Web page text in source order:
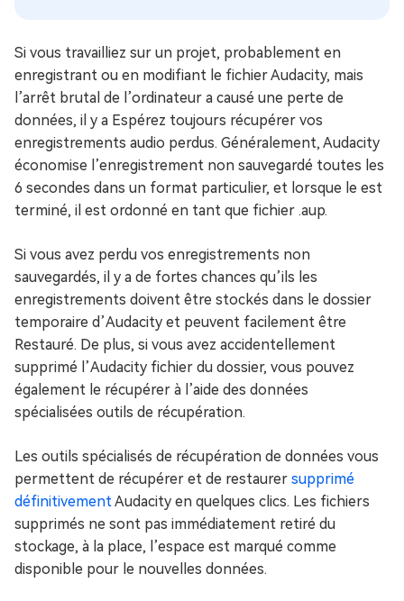
Si vous travailliez sur un projet, probablement en
enregistrant ou en modifiant le fichier Audacity, mais
l’arrêt brutal de l’ordinateur a causé une perte de
données, il y a Espérez toujours récupérer vos
enregistrements audio perdus. Généralement, Audacity
économise l’enregistrement non sauvegardé toutes les
6 secondes dans un format particulier, et lorsque le est
terminé, il est ordonné en tant que fichier .aup.
Si vous avez perdu vos enregistrements non
sauvegardés, il y a de fortes chances qu’ils les
enregistrements doivent être stockés dans le dossier
temporaire d’Audacity et peuvent facilement être
Restauré. De plus, si vous avez accidentellement
supprimé l’Audacity fichier du dossier, vous pouvez
également le récupérer à l’aide des données
spécialisées outils de récupération.
Les outils spécialisés de récupération de données vous
permettent de récupérer et de restaurer supprimé
définitivementAudacity en quelques clics. Les fichiers
supprimés ne sont pas immédiatement retiré du
stockage, à la place, l’espace est marqué comme
disponible pour le nouvelles données.